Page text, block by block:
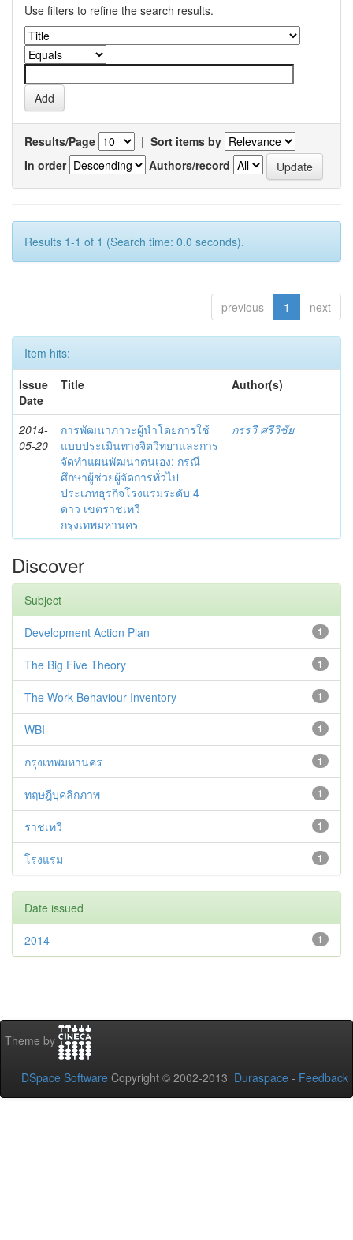
Use filters to refine the search results.
Results/Page | Sort items by
In order
Authors/record
Results 1-1 of 1 (Search time: 0.0 seconds).
previous 1 next
Item hits:
Issue
Date
Title Author(s)
2014-
05-20
การพัฒนาภาวะผู้นำโดยการใช้
แบบประเมินทางจิตวิทยาและการ
จัดทำแผนพัฒนาตนเอง: กรณี
ศึกษาผู้ช่วยผู้จัดการทั่วไป
ประเภทธุรกิจโรงแรมระดับ 4
ดาว เขตราชเทวี
กรุงเทพมหานคร
กรรวี ศรีวิชัย
Discover
Subject
1
Development Action Plan
1
The Big Five Theory
1
The Work Behaviour Inventory
1
WBI
1
กรุงเทพมหานคร
1
ทฤษฎีบุคลิกภาพ
1
ราชเทวี
1
โรงแรม
Date issued
1
2014
Theme by
DSpace Software Copyright © 2002-2013 Duraspace - Feedback